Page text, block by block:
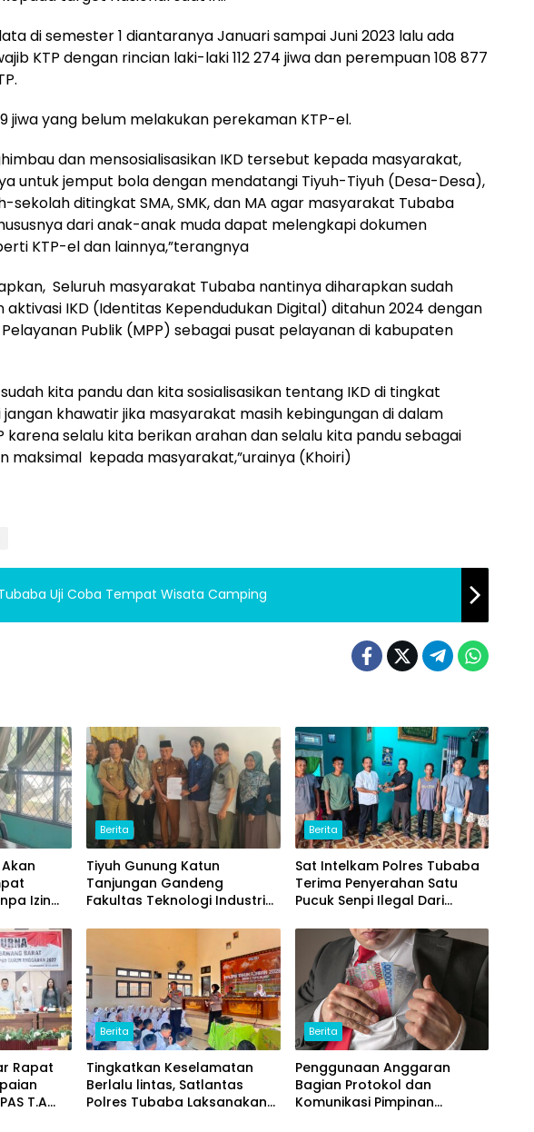
di semester 1 diantaranya Januari sampai Juni 2023 lalu ada
KTP dengan rincian laki-laki 112 274 jiwa dan perempuan 108 877
jiwa yang belum melakukan perekaman KTP-el.
dan mensosialisasikan IKD tersebut kepada masyarakat,
untuk jemput bola dengan mendatangi Tiyuh-Tiyuh (Desa-Desa),
sekolah ditingkat SMA, SMK, dan MA agar masyarakat Tubaba
dari anak-anak muda dapat melengkapi dokumen
KTP-el dan lainnya,”terangnya
Seluruh masyarakat Tubaba nantinya diharapkan sudah
IKD (Identitas Kependudukan Digital) ditahun 2024 dengan
Publik (MPP) sebagai pusat pelayanan di kabupaten
sudah kita pandu dan kita sosialisasikan tentang IKD di tingkat
khawatir jika masyarakat masih kebingungan di dalam
karena selalu kita berikan arahan dan selalu kita pandu sebagai
maksimal kepada masyarakat,”urainya (Khoiri)
Uji Coba Tempat Wisata Camping
Izin
Berita
Tiyuh Gunung Katun
Tanjungan Gandeng
Fakultas Teknologi Industri
Ikan Lomou Menjadi Prodak
Berita
Sat Intelkam Polres Tubaba
Terima Penyerahan Satu
Pucuk Senpi Ilegal Dari
Rapat
T.A
Berita
Tingkatkan Keselamatan
Berlalu lintas, Satlantas
Polres Tubaba Laksanakan
Berita
Penggunaan Anggaran
Bagian Protokol dan
Komunikasi Pimpinan